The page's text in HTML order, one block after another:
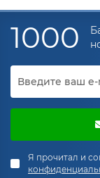
1000
Я прочитал и